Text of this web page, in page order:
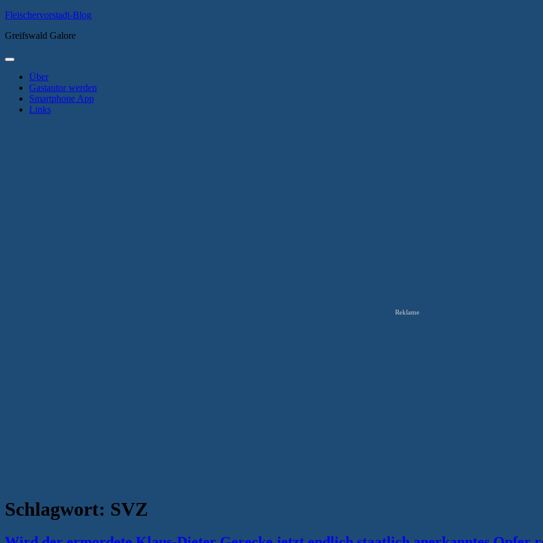
Zum
springen
Fleischervorstadt-Blog
Greifswald Galore
Primäres
Über
Gastautor werden
Smartphone App
Links
Reklame
Schlagwort: SVZ